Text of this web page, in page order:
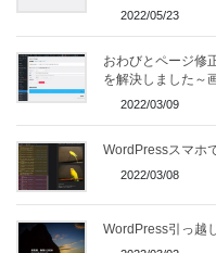
2022/05/23
おわびとページ
を解決しました～
2022/03/09
WordPressスマホ
2022/03/08
WordPress引っ越